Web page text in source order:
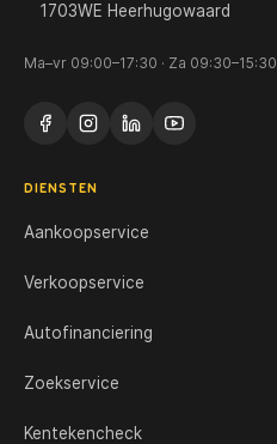
1703WE Heerhugowaard
Ma–vr 09:00–17:30 · Za 09:30–15:30
DIENSTEN
Aankoopservice
Verkoopservice
Autofinanciering
Zoekservice
Kentekencheck